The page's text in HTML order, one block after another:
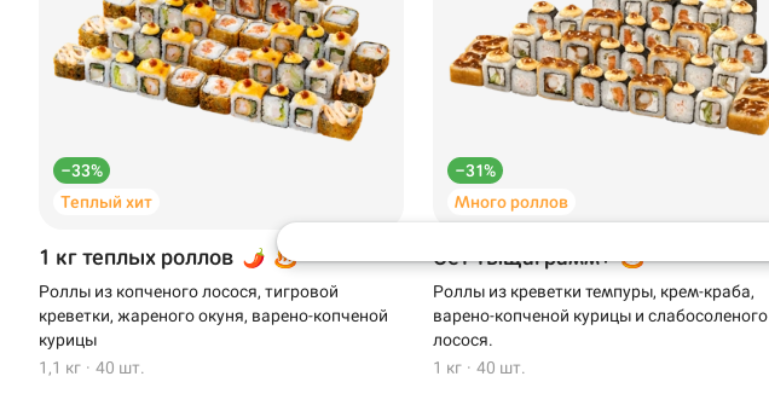
–33%
Теплый хит
1 кг теплых роллов
Роллы из копченого лосося, тигровой
креветки, жареного окуня, варено-копченой
курицы
1,1 кг · 40 шт.
–31%
Много роллов
Сет Тыщаграмм+
Роллы из креветки темпуры, крем-краба,
варено-копченой курицы и слабосоленого
лосося.
1 кг · 40 шт.
Самовывоз